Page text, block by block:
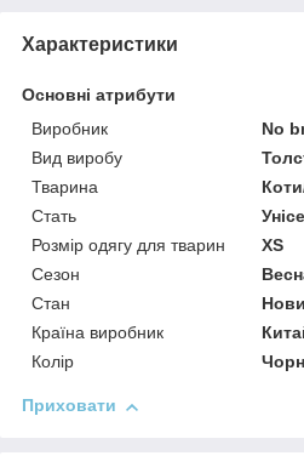
Характеристики
Основні атрибути
Виробник
No
Вид виробу
Тварина
Стать
Розмір одягу для тварин
XS
Сезон
Стан
Країна виробник
Колір
Приховати